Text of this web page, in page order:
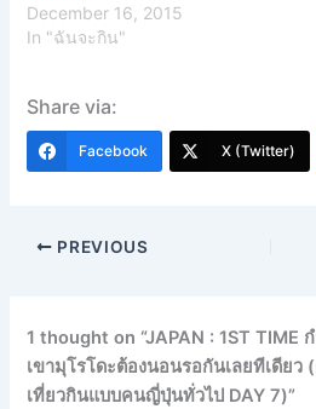
December 16, 2015
In "ฉันจะกิน"
Share via:
Facebook X (Twitter)
PREVIOUS
1 thought on “JAPAN : 1ST
เขามุโรโดะต้องนอนรอกันเลยทีเดีย
เที่ยวกินแบบคนญี่ปุ่นทั่วไป DAY 7)”